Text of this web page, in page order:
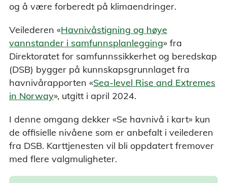
og å være forberedt på klimaendringer.
Veilederen «Havnivåstigning og høye
vannstander i samfunnsplanlegging» fra
Direktoratet for samfunnssikkerhet og beredskap
(DSB) bygger på kunnskapsgrunnlaget fra
havnivårapporten «Sea-level Rise and Extremes
in Norway», utgitt i april 2024.
I denne omgang dekker «Se havnivå i kart» kun
de offisielle nivåene som er anbefalt i veilederen
fra DSB. Karttjenesten vil bli oppdatert fremover
med flere valgmuligheter.